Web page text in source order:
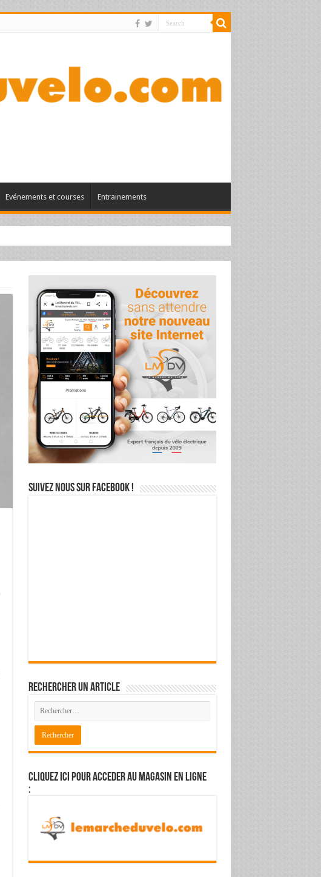
Evénements et courses Entrainements
Suivez nous sur Facebook !
Rechercher un article
Cliquez ici pour acceder au magasin en ligne
: